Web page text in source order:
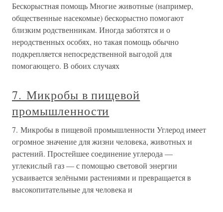
Бескорыстная помощь Многие животные (например,
общественные насекомые) бескорыстно помогают
близким родственникам. Иногда заботятся и о
неродственных особях, но такая помощь обычно
подкрепляется непосредственной выгодой для
помогающего. В обоих случаях
7. Микробы в пищевой
промышленности
7. Микробы в пищевой промышленности Углерод имеет
огромное значение для жизни человека, животных и
растений. Простейшее соединение углерода —
углекислый газ — с помощью световой энергии
усваивается зелёными растениями и превращается в
высокопитательные для человека и